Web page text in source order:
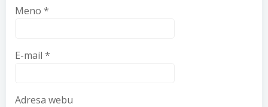
Meno *
E-mail *
Adresa webu